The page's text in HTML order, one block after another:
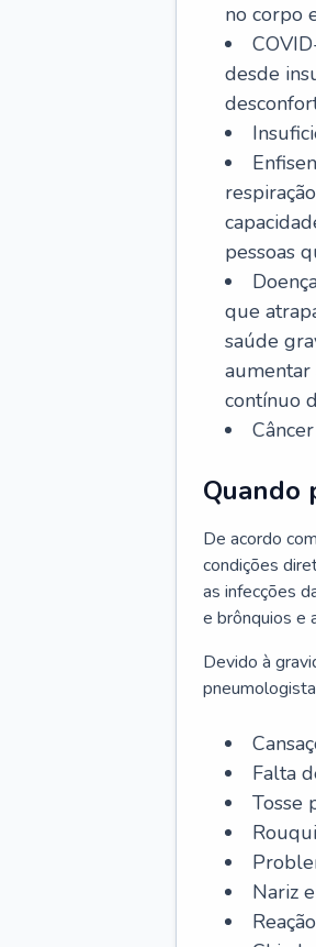
no corpo
desde
pessoas
que
saúde
aumentar
contínuo
Quando
De acordo
condições
as infecções
e brônquios e
Devido à
Falta
Tosse
Nariz